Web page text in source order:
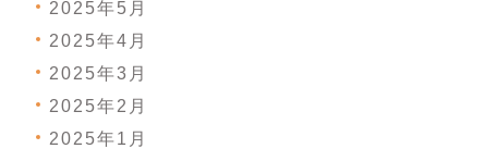
2025年5月
2025年4月
2025年3月
2025年2月
2025年1月